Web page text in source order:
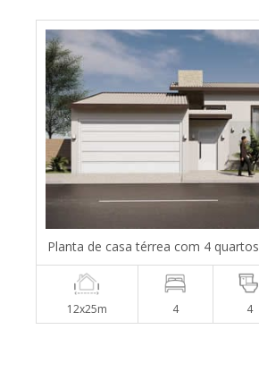
Planta de casa térrea com 4 quartos
12x25m 4 4